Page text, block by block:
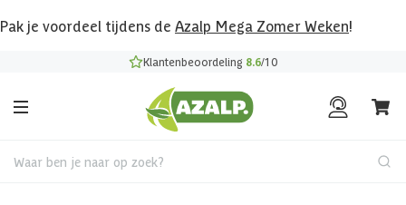
Pak je voordeel tijdens de Azalp Mega Zomer Weken!
Waar ben je naar op zoek?